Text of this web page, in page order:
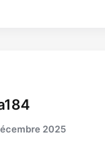
2025